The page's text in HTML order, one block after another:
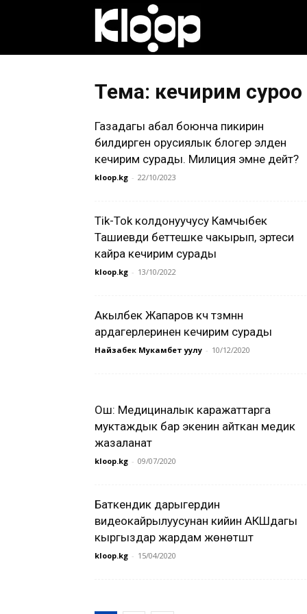
жаңылыктары
Тема: кечирим суроо
Газадагы абал боюнча пикирин
билдирген орусиялык блогер элден
кечирим сурады. Милиция эмне дейт?
kloop.kg - 22/10/2023
Tik-Tok колдонуучусу Камчыбек
Ташиевди беттешке чакырып, эртеси
кайра кечирим сурады
kloop.kg - 13/10/2022
Акылбек Жапаров күч түзүмүнүн
ардагерлеринен кечирим сурады
Найзабек Мукамбет уулу - 10/12/2020
Ош: Медициналык каражаттарга
муктаждык бар экенин айткан медик
жазаланат
kloop.kg - 09/07/2020
Баткендик дарыгердин
видеокайрылуусунан кийин АКШдагы
кыргыздар жардам жөнөтүштү
kloop.kg - 15/04/2020